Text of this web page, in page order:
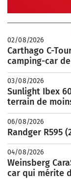
02/08/2026
Carthago C-
camping-car
03/08/2026
Sunlight Ibex
terrain de
06/08/2026
Randger R595
04/08/2026
Weinsberg
car qui mérite